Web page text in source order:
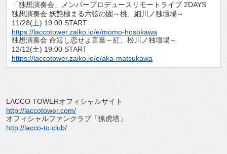
「独想演奏会」メンバープロデュースリモートライブ 2DAYS
独想演奏会 妖艶極まる六弦の園～桃、細川ノ独壇場～
11/28(土) 19:00 START
https://laccotower.zaiko.io/e/momo-hosokawa
独想演奏会 命短し恋せよ言葉～紅、松川ノ独壇場～
12/12(土) 19:00 START
https://laccotower.zaiko.io/e/aka-matsukawa
LACCO TOWERオフィシャルサイト
http://laccotower.com/
オフィシャルファンクラブ「猟虎塔」
http://lacco-to.club/